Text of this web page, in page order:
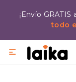
¡Envío
todo
